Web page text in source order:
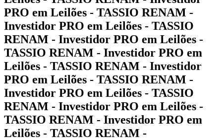
PRO em Leilões - TASSIO RENAM -
Investidor PRO em Leilões - TASSIO
RENAM - Investidor PRO em Leilões -
TASSIO RENAM - Investidor PRO em
Leilões - TASSIO RENAM - Investidor
PRO em Leilões - TASSIO RENAM -
Investidor PRO em Leilões - TASSIO
RENAM - Investidor PRO em Leilões -
TASSIO RENAM - Investidor PRO em
Leilões - TASSIO RENAM -